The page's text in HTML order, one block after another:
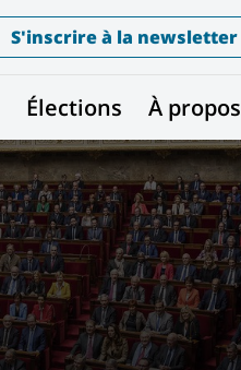
S'inscrire à la newsletter
Élections À propos